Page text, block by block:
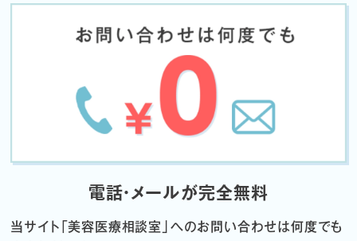
電話・メールが完全無料
当サイト「美容医療相談室」へのお問い合わせは何度でも